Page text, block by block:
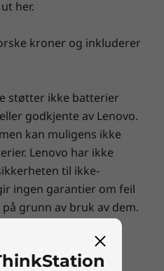
her.
kroner og inkluderer
støtter ikke batterier
godkjente av Lenovo.
kan muligens ikke
Lenovo har ikke
til ikke-
ingen garantier om feil
grunn av bruk av dem.
maksimum.
variere i henhold til